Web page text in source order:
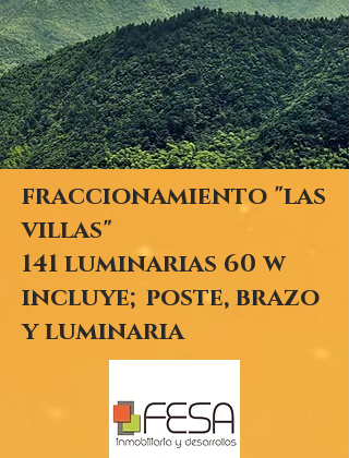
fraccionamiento "las
villas"
141 luminarias 60 w
incluye; poste, brazo
y luminaria